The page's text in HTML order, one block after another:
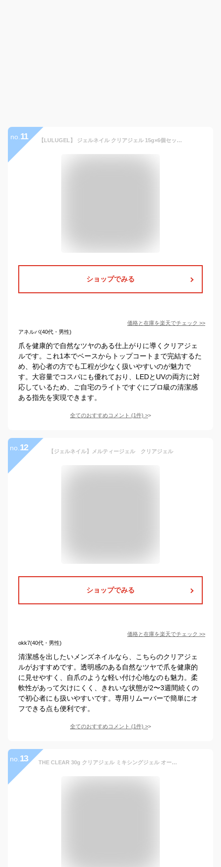
no. 11 【LULUGEL】 ジェルネイル クリアジェル 15g×6個セット オールインワンジェル ベースジェル ＆ トップジェル トップコート 化粧品登録済み 大容量 ぷっくり・ツヤ仕上げ 長持ち セルフネイル プロ仕様 LED・UV対応 業務用
ショップでみる
価格と在庫を楽天でチェック >>
アネルバ(40代・男性)
爪を健康的で自然なツヤのある仕上がりに導くクリアジェ
ルです。これ1本でベースからトップコートまで完結するた
め、初心者の方でも工程が少なく扱いやすいのが魅力で
す。大容量でコスパにも優れており、LEDとUVの両方に対
応しているため、ご自宅のライトですぐにプロ級の清潔感
ある指先を実現できます。
全てのおすすめコメント (1件) >
no. 12 【ジェルネイル】メルティージェル クリアジェル
ショップでみる
価格と在庫を楽天でチェック >>
okk7(40代・男性)
清潔感を出したいメンズネイルなら、こちらのクリアジェ
ルがおすすめです。透明感のある自然なツヤで爪を健康的
に見せやすく、自爪のような軽い付け心地なのも魅力。柔
軟性があって欠けにくく、きれいな状態が2〜3週間続くの
で初心者にも扱いやすいです。専用リムーバーで簡単にオ
フできる点も便利です。
全てのおすすめコメント (1件) >
no. 13 THE CLEAR 30g クリアジェル ミキシングジェル オーロラネイル 大容量 宅急便限定